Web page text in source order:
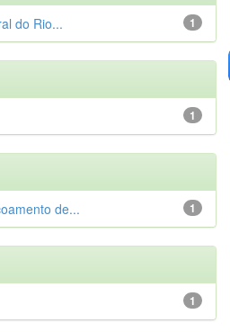
1
do Rio...
1
1
de...
1